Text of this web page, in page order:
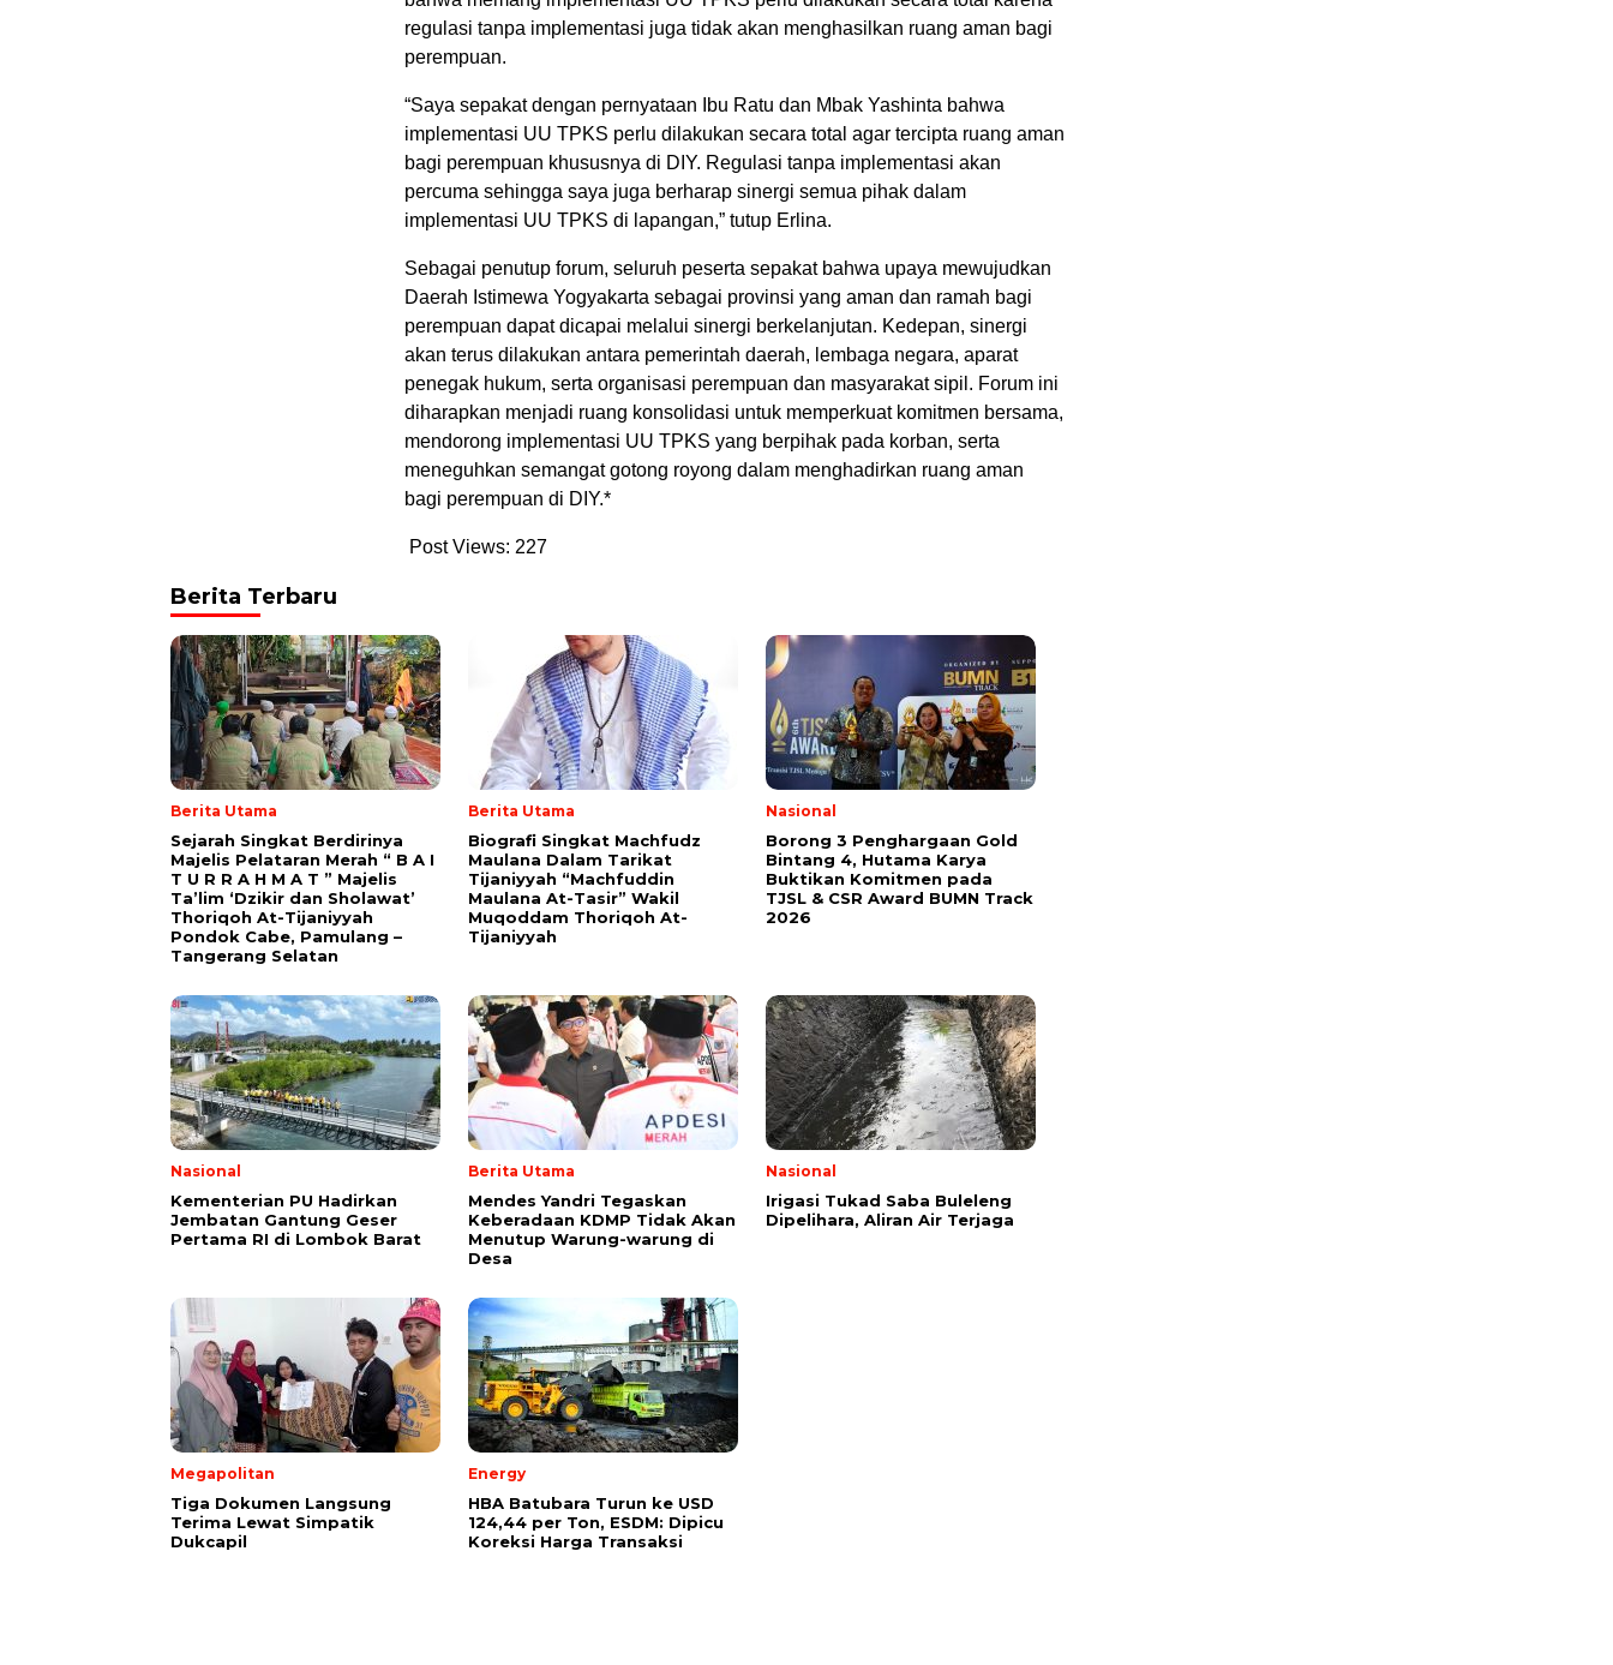
regulasi tanpa implementasi juga tidak akan menghasilkan ruang aman bagi
perempuan.
“Saya sepakat dengan pernyataan Ibu Ratu dan Mbak Yashinta bahwa
implementasi UU TPKS perlu dilakukan secara total agar tercipta ruang aman
bagi perempuan khususnya di DIY. Regulasi tanpa implementasi akan
percuma sehingga saya juga berharap sinergi semua pihak dalam
implementasi UU TPKS di lapangan,” tutup Erlina.
Sebagai penutup forum, seluruh peserta sepakat bahwa upaya mewujudkan
Daerah Istimewa Yogyakarta sebagai provinsi yang aman dan ramah bagi
perempuan dapat dicapai melalui sinergi berkelanjutan. Kedepan, sinergi
akan terus dilakukan antara pemerintah daerah, lembaga negara, aparat
penegak hukum, serta organisasi perempuan dan masyarakat sipil. Forum ini
diharapkan menjadi ruang konsolidasi untuk memperkuat komitmen bersama,
mendorong implementasi UU TPKS yang berpihak pada korban, serta
meneguhkan semangat gotong royong dalam menghadirkan ruang aman
bagi perempuan di DIY.*
Post Views: 227
Berita Terbaru
Berita Utama
Sejarah Singkat Berdirinya
Majelis Pelataran Merah “ B A I
T U R R A H M A T ” Majelis
Ta’lim ‘Dzikir dan Sholawat’
Thoriqoh At-Tijaniyyah
Pondok Cabe, Pamulang –
Tangerang Selatan
Berita Utama
Biografi Singkat Machfudz
Maulana Dalam Tarikat
Tijaniyyah “Machfuddin
Maulana At-Tasir” Wakil
Muqoddam Thoriqoh At-
Tijaniyyah
Nasional
Borong 3 Penghargaan Gold
Bintang 4, Hutama Karya
Buktikan Komitmen pada
TJSL & CSR Award BUMN Track
2026
Nasional
Kementerian PU Hadirkan
Jembatan Gantung Geser
Pertama RI di Lombok Barat
Berita Utama
Mendes Yandri Tegaskan
Keberadaan KDMP Tidak Akan
Menutup Warung-warung di
Desa
Nasional
Irigasi Tukad Saba Buleleng
Dipelihara, Aliran Air Terjaga
Megapolitan
Tiga Dokumen Langsung
Terima Lewat Simpatik
Dukcapil
Energy
HBA Batubara Turun ke USD
124,44 per Ton, ESDM: Dipicu
Koreksi Harga Transaksi